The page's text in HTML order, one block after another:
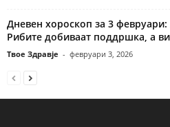
Дневен хороскоп за 3 февруари:
Рибите добиваат поддршка, а
Твое Здравје - февруари 3, 2026